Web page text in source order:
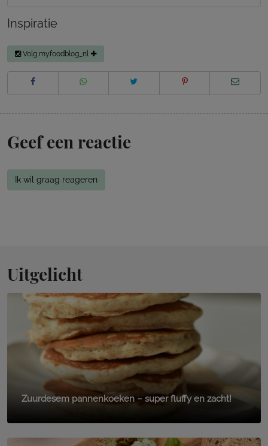
Inspiratie
Volg myfoodblog_nl
Geef een reactie
Ik wil graag reageren
Uitgelicht
Zuurdesem pannenkoeken – super fluffy en zacht!